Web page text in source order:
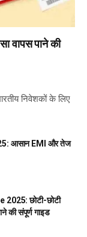
वापस पाने की
निवेशकों के लिए
आसान EMI और तेज
छोटी-छोटी
की संपूर्ण गाइड